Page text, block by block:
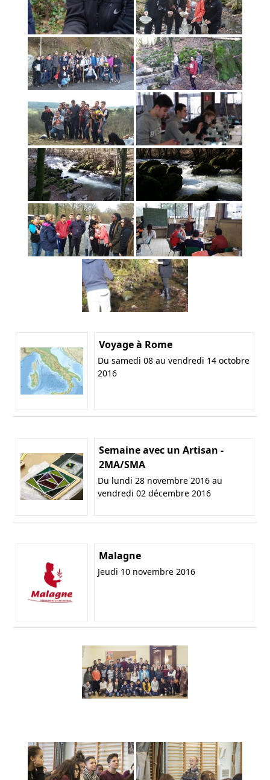
Voyage à Rome
Du samedi 08 au vendredi 14 octobre
2016
Semaine avec un Artisan -
2MA/SMA
Du lundi 28 novembre 2016 au
vendredi 02 décembre 2016
Malagne
Jeudi 10 novembre 2016